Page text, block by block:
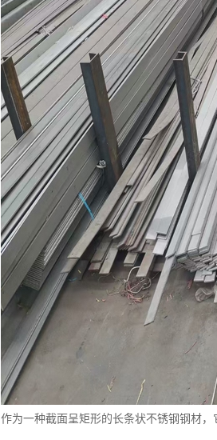
作为一种截面呈矩形的长条状不锈钢钢材